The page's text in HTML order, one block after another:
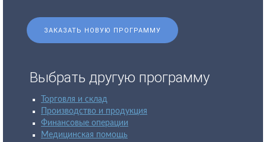
ЗАКАЗАТЬ НОВУЮ ПРОГРАММУ
Выбрать другую программу
Торговля и склад
Производство и продукция
Финансовые операции
Медицинская помощь